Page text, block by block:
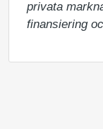
privata
finansiering